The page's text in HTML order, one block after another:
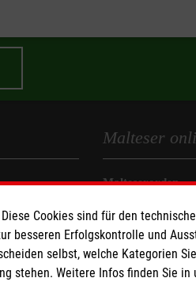
Malteser
Malteserorden
Malteser
Intern: Intranet
Cookies sind für den
Erfolgskontrolle und
selbst, welche Kategorien
stehen. Weitere Infos finden Sie